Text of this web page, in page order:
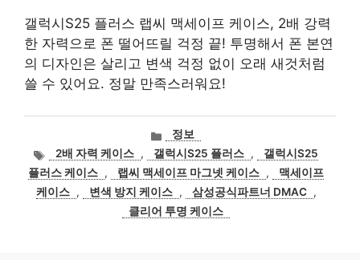
갤럭시S25 플러스 랩씨 맥세이프 케이스, 2배 강력
한 자력으로 폰 떨어뜨릴 걱정 끝! 투명해서 폰 본연
의 디자인은 살리고 변색 걱정 없이 오래 새것처럼
쓸 수 있어요. 정말 만족스러워요!
카
테
고
리
정보
태
그
2배 자력 케이스 , 갤럭시S25 플러스 ,
갤럭시S25
플러스 케이스 , 랩씨 맥세이프 마그넷 케이스 ,
맥세이프
케이스 , 변색 방지 케이스 , 삼성공식파트너 DMAC ,
클리어 투명 케이스